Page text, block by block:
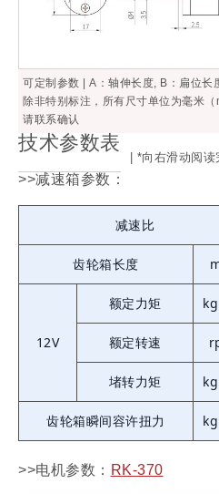
可定制参数 | A：轴伸长度, B：扁位长
除非特别标注，所有尺寸单位为毫米
请联系确认
技术参数表
| *向右滑动阅
>>减速箱参数：
减速比
齿轮箱长度
12V
额定力矩
额定转速
堵转力矩
齿轮箱瞬间容许扭力
>>电机参数： RK-370